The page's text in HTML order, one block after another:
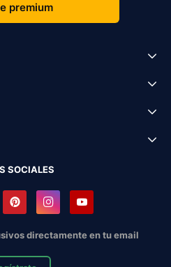
premium
SOCIALES
directamente en tu email